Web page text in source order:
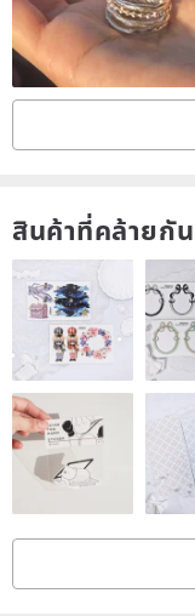
สินค้าที่คล้ายกัน